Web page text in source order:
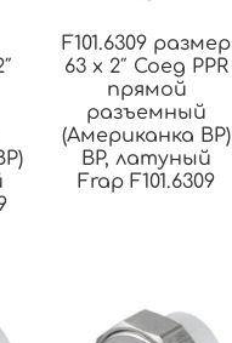
F101.6309 размер
63 x 2″ Соед PPR
прямой
разъемный
(Американка ВР)
ВР, латуный
Frap F101.6309